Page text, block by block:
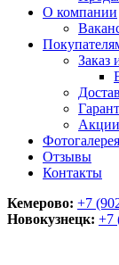
О компании
Заказ
Акции
Фотогалерея
Отзывы
Контакты
Кемерово: +7
Новокузнецк: +7